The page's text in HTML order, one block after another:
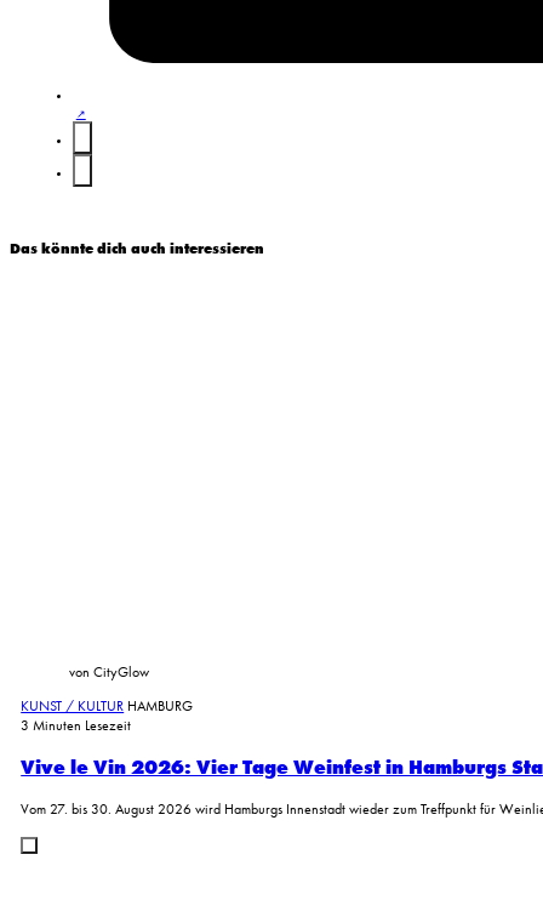
Das könnte dich auch interessieren
von CityGlow
KUNST / KULTUR HAMBURG
3 Minuten Lesezeit
Vive le Vin 2026: Vier Tage Weinfest in Hamburgs
Vom 27. bis 30. August 2026 wird Hamburgs Innenstadt wieder zum Treffpunkt für